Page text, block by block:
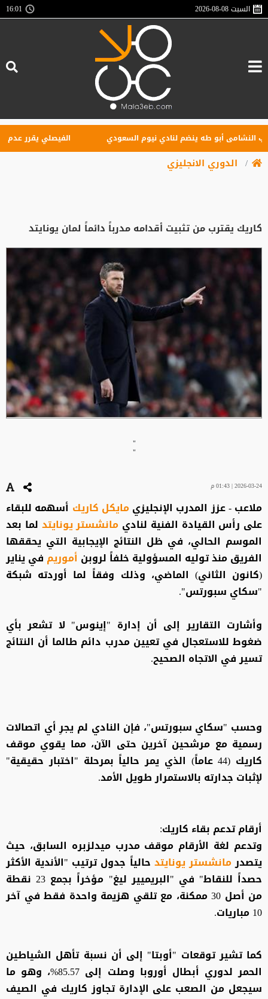
السبت2026-08-08
16:01
أبو طه ينضم لنادي نيوم السعودي الفيصلي يقرر عدم
الدوري الانجليزي
كاريك يقترب من تثبيت أقدامه مدرباً دائماً لمان يونايتد
"
"
2026-03-24 | 01:43 م
ملاعب - عزز المدرب الإنجليزيمايكل كاريك أسهمه للبقاء
على رأس القيادة الفنية لنادي مانشستر يونايتد لما بعد
الموسم الحالي، في ظل النتائج الإيجابية التي يحققها
الفريق منذ توليه المسؤولية خلفاً لروبن أموريم في يناير
(كانون الثاني) الماضي، وذلك وفقاً لما أوردته شبكة
"سكاي سبورتس".
وأشارت التقارير إلى أن إدارة "إينوس" لا تشعر بأي
ضغوط للاستعجال في تعيين مدرب دائم طالما أن النتائج
تسير في الاتجاه الصحيح.
وحسب "سكاي سبورتس"، فإن النادي لم يجرِ أي اتصالات
رسمية مع مرشحين آخرين حتى الآن، مما يقوي موقف
كاريك (44 عاماً) الذي يمر حالياً بمرحلة "اختبار حقيقية"
لإثبات جدارته بالاستمرار طويل الأمد.
أرقام تدعم بقاء كاريك:
وتدعم لغة الأرقام موقف مدرب ميدلزبره السابق، حيث
يتصدرمانشستر يونايتد حالياً جدول ترتيب "الأندية الأكثر
حصداً للنقاط" في "البريميير ليغ" مؤخراً بجمع 23 نقطة
من أصل 30 ممكنة، مع تلقي هزيمة واحدة فقط في آخر
10 مباريات.
كما تشير توقعات "أوبتا" إلى أن نسبة تأهل الشياطين
الحمر لدوري أبطال أوروبا وصلت إلى 85.57%، وهو ما
سيجعل من الصعب على الإدارة تجاوز كاريك في الصيف